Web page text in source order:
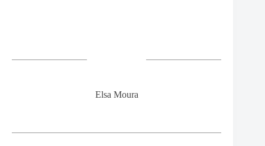
Elsa Moura